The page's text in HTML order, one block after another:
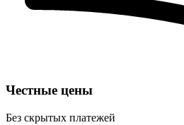
Честные цены
Без скрытых платежей